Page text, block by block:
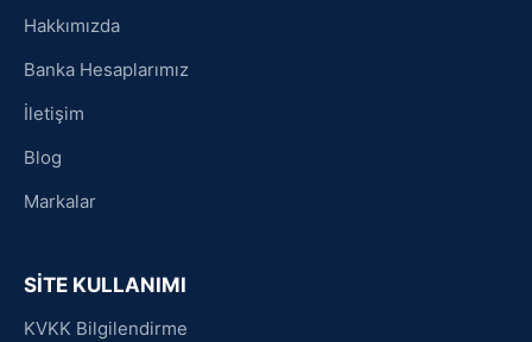
Hakkımızda
Banka Hesaplarımız
İletişim
Blog
Markalar
SİTE KULLANIMI
KVKK Bilgilendirme